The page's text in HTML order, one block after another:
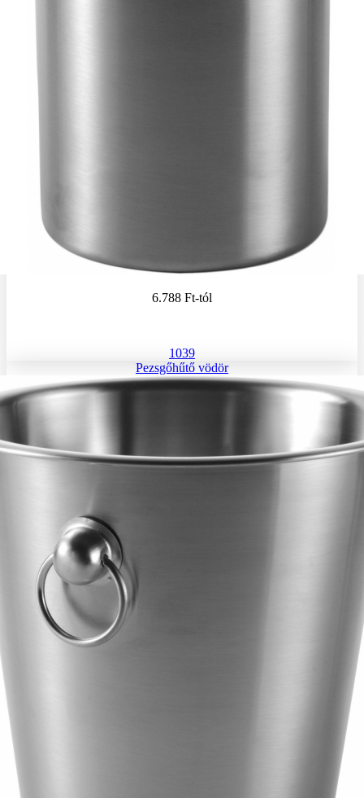
6.788 Ft-tól
1039
Pezsgőhűtő vödör